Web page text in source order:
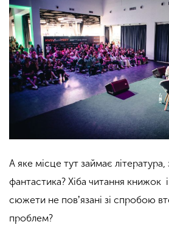
А яке місце тут займає
фантастика? Хіба читання книжок і
сюжети не повʼязані зі спробою
проблем?